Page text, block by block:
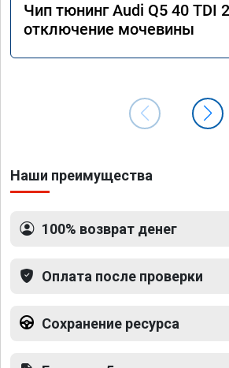
Чип тюнинг Audi Q5 40 TDI
отключение мочевины
Наши преимущества
100% возврат денег
Оплата после проверки
Сохранение ресурса